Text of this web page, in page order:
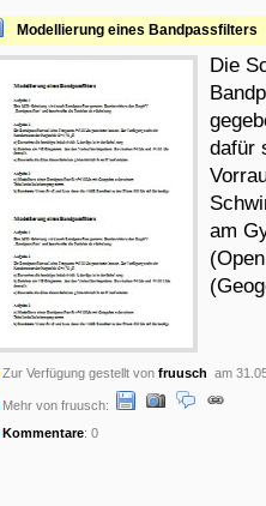
Modellierung eines Bandpassfilters
Die
dafür
am
Zur Verfügung gestellt von fruusch am
Mehr von fruusch:
Kommentare: 0